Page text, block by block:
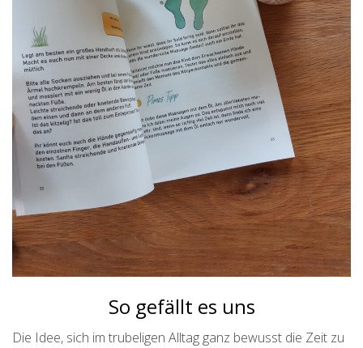
So gefällt es uns
Die Idee, sich im trubeligen Alltag ganz bewusst die Zeit zu